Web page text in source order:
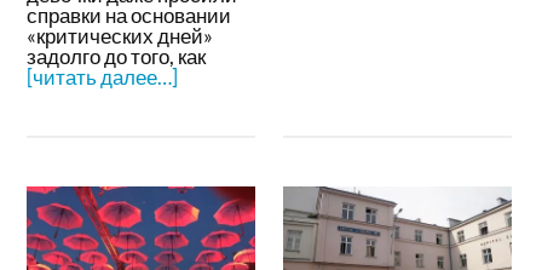
справки на основании
«критических дней»
задолго до того, как
[читать далее…]